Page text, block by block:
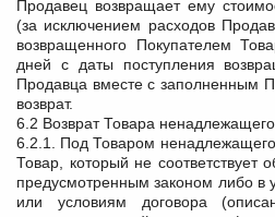
Продавец возвращает ему
(за исключением расходов
возвращенного Покупателем
дней с даты поступления
Продавца вместе с заполненным
возврат.
6.2 Возврат Товара ненадлежащего
6.2.1. Под Товаром ненадлежащего
Товар, который не соответствует
предусмотренным законом либо в
или условиям договора